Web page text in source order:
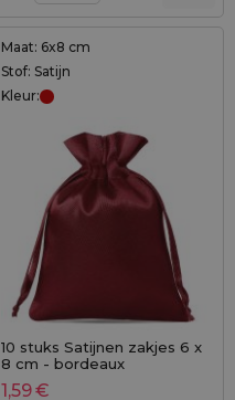
Maat: 6x8 cm
Stof: Satijn
Kleur:
10 stuks Satijnen zakjes 6 x
8 cm - bordeaux
1,59€